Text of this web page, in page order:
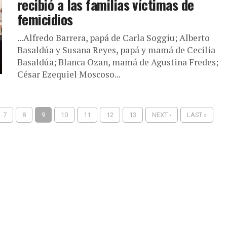
recibió a las familias víctimas de
femicidios
...Alfredo Barrera, papá de Carla Soggiu; Alberto
Basaldúa y Susana Reyes, papá y mamá de Cecilia
Basaldúa; Blanca Ozan, mamá de Agustina Fredes;
César Ezequiel Moscoso...
7 8 9 10 11 12 13 NEXT › LAST »